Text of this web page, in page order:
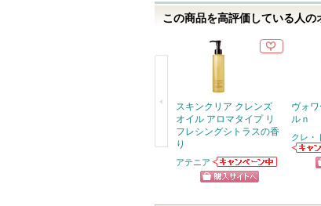
この商品を高評価している人の
スキンクリア クレンズ
オイル アロマタイプ リ
フレシングシトラスの香
り
アテニア
アテニアからの
お知らせがあり
ヴォ
ルｎ
クレ・
クレ
ボー